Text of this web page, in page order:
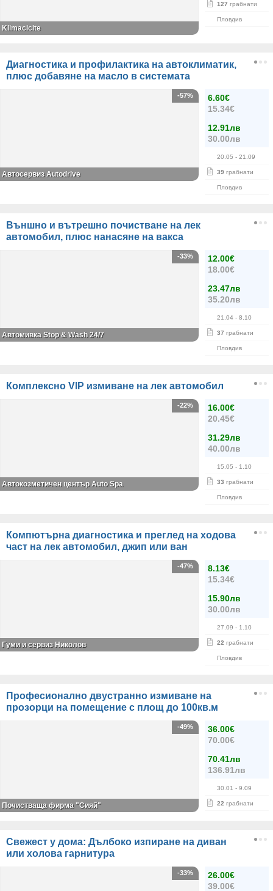
127 грабнати
Пловдив
Klimacicite
Диагностика и профилактика на автоклиматик,
плюс добавяне на масло в системата
6.60€
15.34€
12.91лв
30.00лв
20.05 - 21.09
39 грабнати
Пловдив
-57%
Автосервиз Autodrive
Външно и вътрешно почистване на лек
автомобил, плюс нанасяне на вакса
12.00€
18.00€
23.47лв
35.20лв
21.04 - 8.10
37 грабнати
Пловдив
-33%
Автомивка Stop & Wash 24/7
Комплексно VIP измиване на лек автомобил
16.00€
20.45€
31.29лв
40.00лв
15.05 - 1.10
33 грабнати
Пловдив
-22%
Автокозметичен център Auto Spa
Компютърна диагностика и преглед на ходова
част на лек автомобил, джип или ван
8.13€
15.34€
15.90лв
30.00лв
27.09 - 1.10
22 грабнати
Пловдив
-47%
Гуми и сервиз Николов
Професионално двустранно измиване на
прозорци на помещение с площ до 100кв.м
36.00€
70.00€
70.41лв
136.91лв
30.01 - 9.09
22 грабнати
-49%
Почистваща фирма "Сияй"
Свежест у дома: Дълбоко изпиране на диван
или холова гарнитура
26.00€
39.00€
-33%